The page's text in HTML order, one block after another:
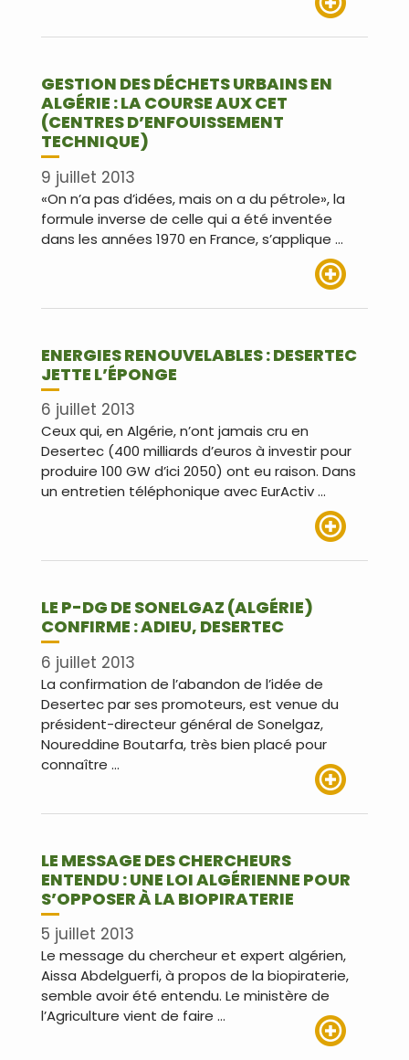
GESTION DES DÉCHETS URBAINS EN
ALGÉRIE : LA COURSE AUX CET
(CENTRES D’ENFOUISSEMENT
TECHNIQUE)
9 juillet 2013
«On n’a pas d’idées, mais on a du pétrole», la
formule inverse de celle qui a été inventée
dans les années 1970 en France, s’applique …
ENERGIES RENOUVELABLES : DESERTEC
JETTE L’ÉPONGE
6 juillet 2013
Ceux qui, en Algérie, n’ont jamais cru en
Desertec (400 milliards d’euros à investir pour
produire 100 GW d’ici 2050) ont eu raison. Dans
un entretien téléphonique avec EurActiv …
LE P-DG DE SONELGAZ (ALGÉRIE)
CONFIRME : ADIEU, DESERTEC
6 juillet 2013
La confirmation de l’abandon de l’idée de
Desertec par ses promoteurs, est venue du
président-directeur général de Sonelgaz,
Noureddine Boutarfa, très bien placé pour
connaître …
LE MESSAGE DES CHERCHEURS
ENTENDU : UNE LOI ALGÉRIENNE POUR
S’OPPOSER À LA BIOPIRATERIE
5 juillet 2013
Le message du chercheur et expert algérien,
Aissa Abdelguerfi, à propos de la biopiraterie,
semble avoir été entendu. Le ministère de
l’Agriculture vient de faire …